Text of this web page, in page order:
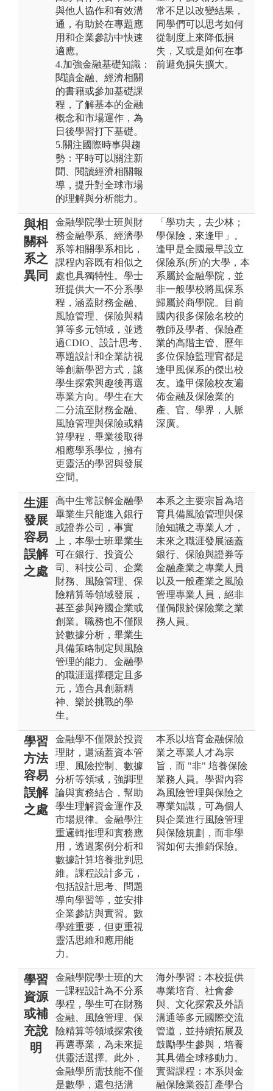
與他人協作和有效溝
通，有助於在專題應
用和企業參訪中快速
適應。
4.加強金融基礎知識：
閱讀金融、經濟相關
的書籍或參加基礎課
程，了解基本的金融
概念和市場運作，為
日後學習打下基礎。
5.關注國際時事與趨
勢：平時可以關注新
聞、閱讀經濟相關報
導，提升對全球市場
的理解與分析能力。
常不足以改變結果，
同學們可以思考如何
從制度上來降低損
失，又或是如何在事
前避免損失擴大。
與相
關科
系之
異同
金融學院學士班與財
務金融學系、經濟學
系等相關學系相比，
課程內容既有相似之
處也具獨特性。學士
班提供大一不分系學
程，涵蓋財務金融、
風險管理、保險與精
算等多元領域，並透
過CDIO、設計思考、
專題設計和企業訪視
等創新學習方式，讓
學生探索興趣後再選
專業方向。學生在大
二分流至財務金融、
風險管理與保險或精
算學程，畢業後取得
相應學系學位，擁有
更靈活的學習與發展
空間。
「學功夫，去少林；
學保險，來逢甲」。
逢甲是全國最早設立
保險系(所)的大學，本
系屬於金融學院，並
非一般學校將風保系
歸屬於商學院。目前
國內很多保險名校的
教師及學者、保險產
業的高階主管、歷年
多位保險監理官都是
逢甲風保系的傑出校
友。逢甲保險校友遍
佈金融及保險業的
產、官、學界，人脈
深廣。
生涯
發展
容易
誤解
之處
高中生常誤解金融學
畢業生只能進入銀行
或證券公司，事實
上，本學士班畢業生
可在銀行、投資公
司、科技公司、企業
財務、風險管理、保
險精算等領域發展，
甚至參與跨國企業或
創業。職務也不僅限
於數據分析，畢業生
具備策略制定與風險
管理的能力。金融學
的職涯選擇穩定且多
元，適合具創新精
神、樂於挑戰的學
生。
本系之主要宗旨為培
育具備風險管理與保
險知識之專業人才，
未來之職涯發展涵蓋
銀行、保險與證券等
金融產業之專業人員
以及一般產業之風險
管理專業人員，絕非
僅侷限於保險業之業
務人員。
學習
方法
容易
誤解
之處
金融學不僅限於投資
理財，還涵蓋資本管
理、風險控制、數據
分析等領域，強調理
論與實務結合，幫助
學生理解資金運作及
市場規律。金融學注
重邏輯推理和實務應
用，透過案例分析和
數據計算培養批判思
維。課程設計多元，
包括設計思考、問題
導向學習等，並安排
企業參訪與實習。數
學雖重要，但更重視
靈活思維和應用能
力。
本系以培育金融保險
業之專業人才為宗
旨，而 "非" 培養保險
業務人員。學習內容
為風險管理與保險之
專業知識，可為個人
與企業進行風險管理
與保險規劃，而非學
習如何去推銷保險。
學習
資源
或補
充說
明
金融學院學士班的大
一課程設計為不分系
學程，學生可在財務
金融、風險管理、保
險精算等領域探索後
再選專業，為未來提
供靈活選擇。此外，
金融學所需技能不僅
是數學，還包括溝
海外學習：本校提供
專業培育、社會參
與、文化探索及外語
溝通等多元國際交流
管道，並持續拓展及
鼓勵學生參與，培養
其具備全球移動力。
實習課程：本系與金
融保險業簽訂產學合